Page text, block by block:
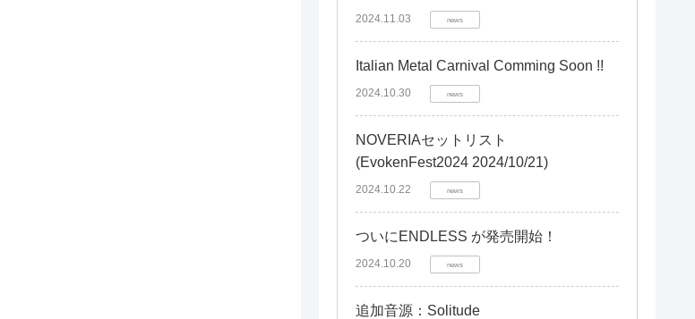
2024.11.03 news
Italian Metal Carnival Comming Soon !!
2024.10.30 news
NOVERIAセットリスト
(EvokenFest2024 2024/10/21)
2024.10.22 news
ついにENDLESS が発売開始！
2024.10.20 news
追加音源：Solitude